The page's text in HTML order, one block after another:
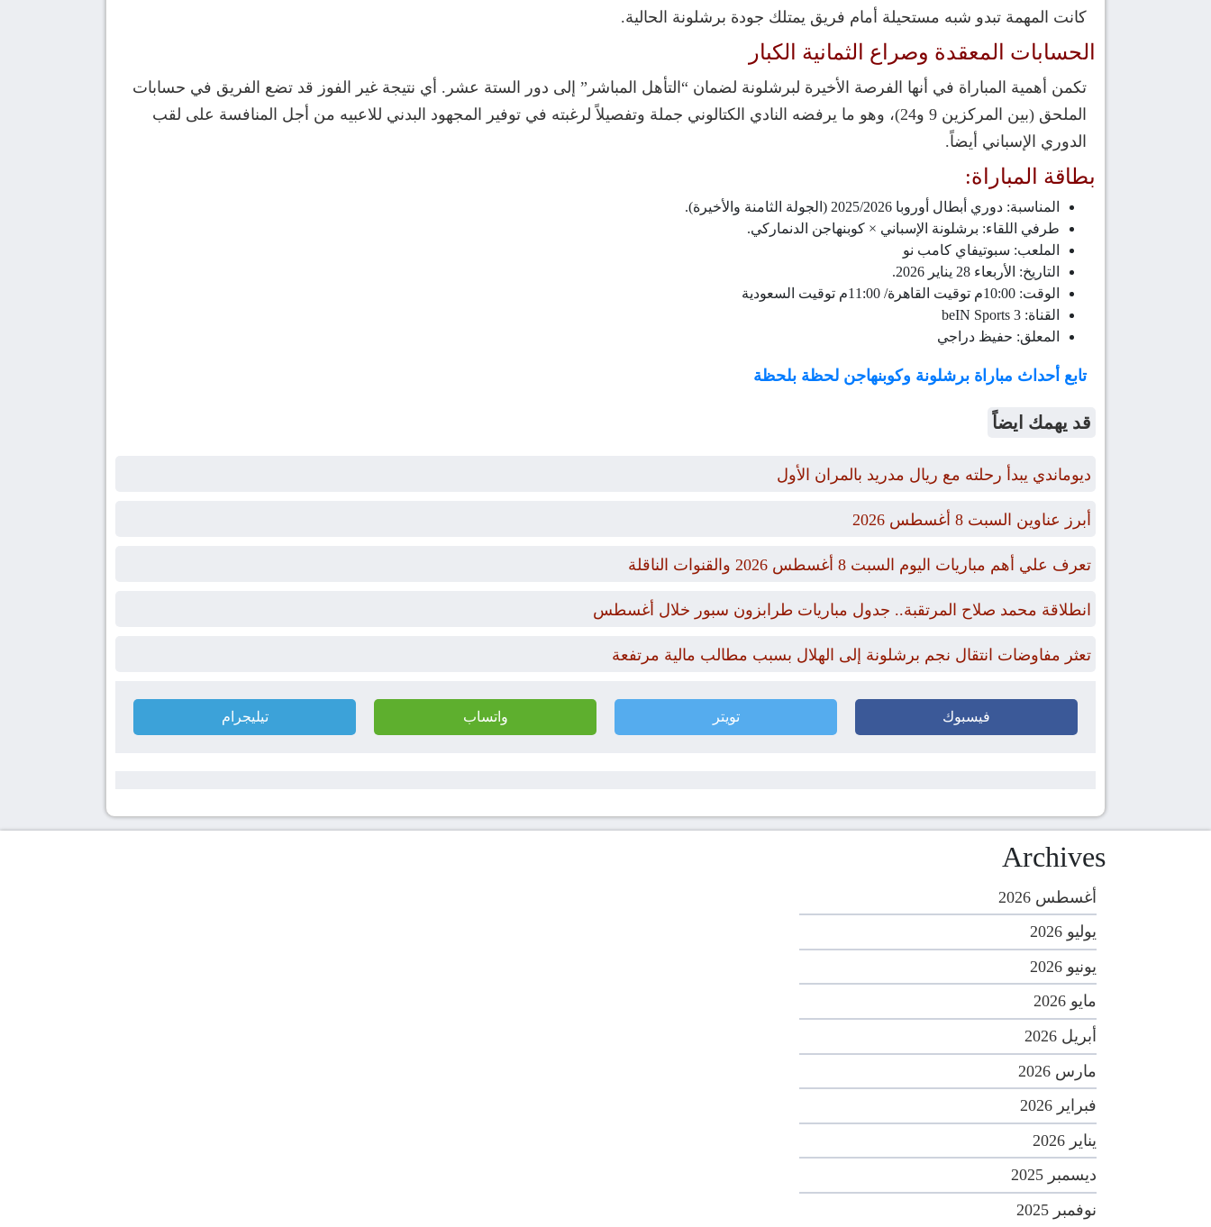
كانت المهمة تبدو شبه مستحيلة أمام فريق يمتلك جودة برشلونة الحالية.
الحسابات المعقدة وصراع الثمانية الكبار
تكمن أهمية المباراة في أنها الفرصة الأخيرة لبرشلونة لضمان “التأهل المباشر” إلى دور الستة عشر. أي نتيجة غير الفوز قد تضع الفريق في حسابات
الملحق (بين المركزين 9 و24)، وهو ما يرفضه النادي الكتالوني جملة وتفصيلاً لرغبته في توفير المجهود البدني للاعبيه من أجل المنافسة على لقب
الدوري الإسباني أيضاً.
بطاقة المباراة:
المناسبة: دوري أبطال أوروبا 2025/2026 (الجولة الثامنة والأخيرة).
طرفي اللقاء: برشلونة الإسباني × كوبنهاجن الدنماركي.
الملعب: سبوتيفاي كامب نو
التاريخ: الأربعاء 28 يناير 2026.
الوقت: 10:00م توقيت القاهرة/ 11:00م توقيت السعودية
القناة: beIN Sports 3
المعلق: حفيظ دراجي
تابع أحداث مباراة برشلونة وكوبنهاجن لحظة بلحظة
قد يهمك ايضاً
ديوماندي يبدأ رحلته مع ريال مدريد بالمران الأول
أبرز عناوين السبت 8 أغسطس 2026
تعرف علي أهم مباريات اليوم السبت 8 أغسطس 2026 والقنوات الناقلة
انطلاقة محمد صلاح المرتقبة.. جدول مباريات طرابزون سبور خلال أغسطس
تعثر مفاوضات انتقال نجم برشلونة إلى الهلال بسبب مطالب مالية مرتفعة
فيسبوك تويتر واتساب تيليجرام
Archives
أغسطس 2026
يوليو 2026
يونيو 2026
مايو 2026
أبريل 2026
مارس 2026
فبراير 2026
يناير 2026
ديسمبر 2025
نوفمبر 2025